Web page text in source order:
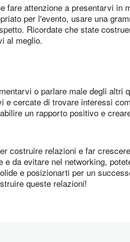
fare attenzione a presentarvi in
per l'evento, usare una
Ricordate che state
al meglio.
o parlare male degli altri
e cercate di trovare interessi
un rapporto positivo e
costruire relazioni e far
e da evitare nel networking,
e posizionarti per un
queste relazioni!